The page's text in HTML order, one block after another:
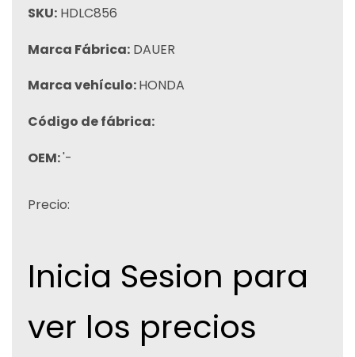
SKU: HDLC856
Marca Fábrica: DAUER
Marca vehículo:HONDA
Código de fábrica:
OEM:'-
Precio:
Inicia Sesion para
ver los precios